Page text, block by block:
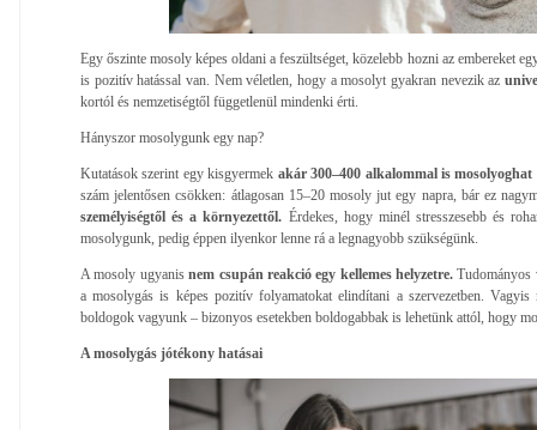
Egy őszinte mosoly képes oldani a feszültséget, közelebb hozni az embereket
is pozitív hatással van. Nem véletlen, hogy a mosolyt gyakran nevezik az
kortól és nemzetiségtől függetlenül mindenki érti.
Hányszor mosolygunk egy nap?
Kutatások szerint egy kisgyermek akár 300–400 alkalommal is
szám jelentősen csökken: átlagosan 15–20 mosoly jut egy napra, bár ez
személyiségtől és a környezettől. Érdekes, hogy minél stresszesebb és
mosolygunk, pedig éppen ilyenkor lenne rá a legnagyobb szükségünk.
A mosoly ugyanisnem csupán reakció egy kellemes helyzetre.Tudományos
a mosolygás is képes pozitív folyamatokat elindítani a szervezetben.
boldogok vagyunk – bizonyos esetekben boldogabbak is lehetünk attól, hogy
A mosolygás jótékony hatásai